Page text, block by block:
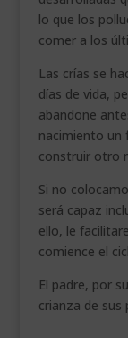
lo que los
comer a los
Las crías se
días de vida,
abandone
nacimiento un
construir otro
Si no
será capaz
ello, le
comience el
El padre, por
crianza de